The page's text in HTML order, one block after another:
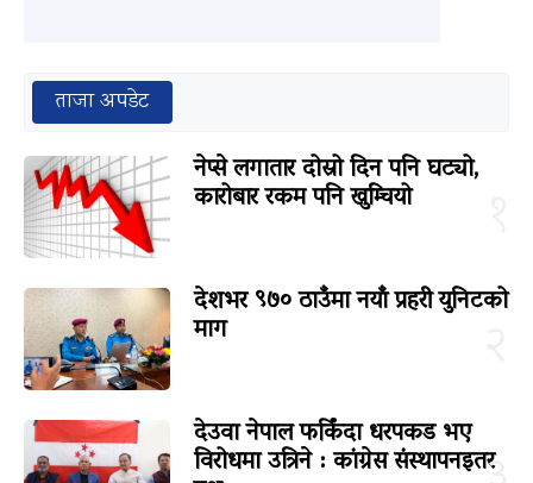
ताजा अपडेट
नेप्से लगातार दोस्रो दिन पनि घट्यो,
कारोबार रकम पनि खुम्चियो
देशभर ९७० ठाउँमा नयाँ प्रहरी युनिटको
माग
देउवा नेपाल फर्किंदा धरपकड भए
विरोधमा उत्रिने : कांग्रेस संस्थापनइतर